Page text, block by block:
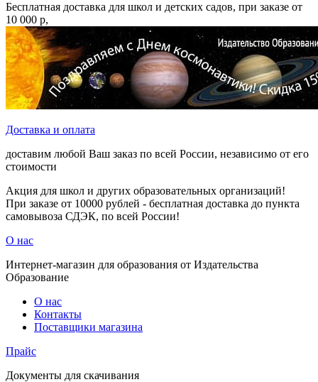
Бесплатная доставка для школ и детских садов, при заказе от
10 000 р,
Доставка и оплата
доставим любой Ваш заказ по всей России, независимо от его
стоимости
Акция для школ и других образовательных организаций!
При заказе от 10000 рублей - бесплатная доставка до пункта
самовывоза СДЭК, по всей России!
О нас
Интернет-магазин для образования от Издательства
Образование
О нас
Контакты
Поставщики магазина
Прайс
Документы для скачивания